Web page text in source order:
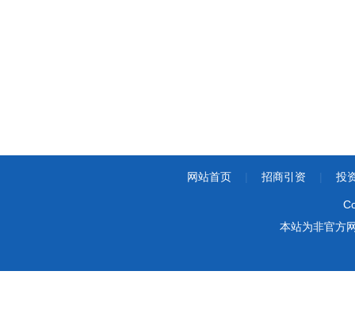
网站首页 招商引资 投
本站为非官方